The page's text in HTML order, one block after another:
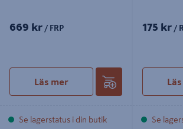
669 kr / FRP
Läs mer
Se lagerstatus i din butik
175 kr /
Se